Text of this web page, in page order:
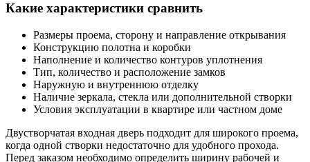
Какие характеристики сравнить
Размеры проема, сторону и направление открывания
Конструкцию полотна и коробки
Наполнение и количество контуров уплотнения
Тип, количество и расположение замков
Наружную и внутреннюю отделку
Наличие зеркала, стекла или дополнительной створки
Условия эксплуатации в квартире или частном доме
Двустворчатая входная дверь подходит для широкого проема,
когда одной створки недостаточно для удобного прохода.
Перед заказом необходимо определить ширину рабочей и